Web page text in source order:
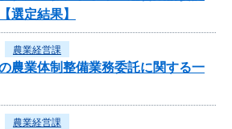
選定結果】
農業経営課
農業体制整備業務委託に関する一
農業経営課